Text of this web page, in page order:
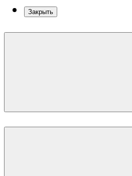
Закрыть